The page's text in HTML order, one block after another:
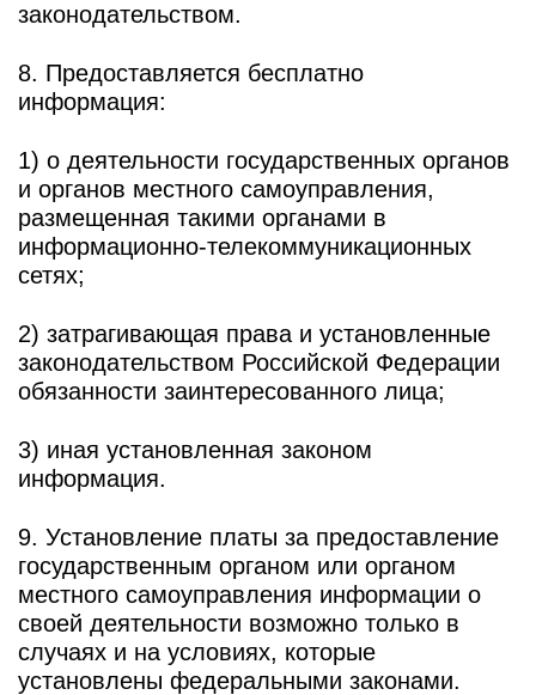
законодательством.
8. Предоставляется бесплатно
информация:
1) о деятельности государственных органов
и органов местного самоуправления,
размещенная такими органами в
информационно-телекоммуникационных
сетях;
2) затрагивающая права и установленные
законодательством Российской Федерации
обязанности заинтересованного лица;
3) иная установленная законом
информация.
9. Установление платы за предоставление
государственным органом или органом
местного самоуправления информации о
своей деятельности возможно только в
случаях и на условиях, которые
установлены федеральными законами.